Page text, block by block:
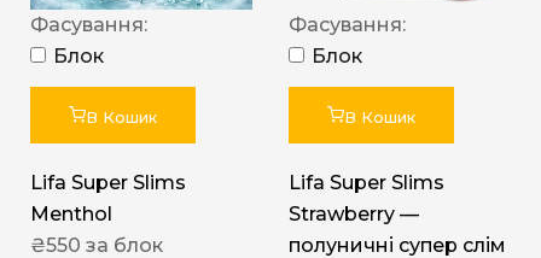
Фасування:
Блок
В Кошик
Lifa Super Slims
Menthol
₴550 за блок
Фасування:
Блок
В Кошик
Lifa Super Slims
Strawberry —
полуничні супер слім